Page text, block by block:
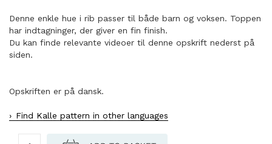
Denne enkle hue i rib passer til både barn og voksen. Toppen
har indtagninger, der giver en fin finish.
Du kan finde relevante videoer til denne opskrift nederst på
siden.
Opskriften er på dansk.
Find Kalle pattern in other languages